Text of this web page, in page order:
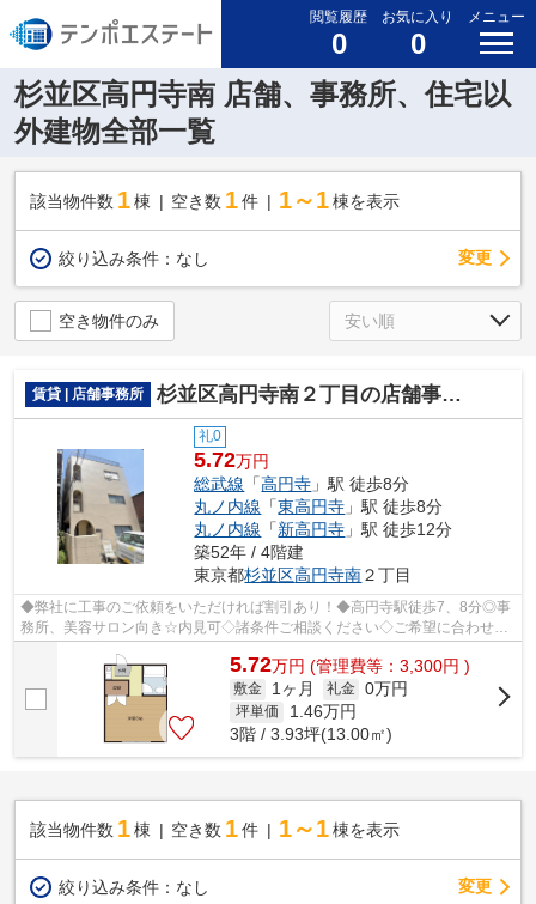
閲覧履歴
0
お気に入り
0
メニュー
杉並区高円寺南 店舗、事務所、住宅以
外建物全部一覧
該当物件数 1棟 空き数 1 件 1～1 棟を表示
絞り込み条件： なし 変更
空き物件のみ
賃貸 | 店舗事務所 杉並区高円寺南２丁目の店舗事務所
礼0
5.72万円
総武線 「高円寺 」駅 徒歩8分
丸ノ内線 「東高円寺 」駅 徒歩8分
丸ノ内線 「新高円寺 」駅 徒歩12分
築52年 / 4階建
東京都杉並区高円寺南２丁目
◆弊社に工事のご依頼をいただければ割引あり！◆高円寺駅徒歩7、8分◎事
務所、美容サロン向き☆内見可◇諸条件ご相談ください◇ご希望に合わせて
5.72万円 (管理費等：3,300円 )
敷金 1ヶ月 礼金 0万円
坪単価 1.46万円
3階 / 3.93坪(13.00㎡)
該当物件数 1棟 空き数 1 件 1～1 棟を表示
絞り込み条件： なし 変更